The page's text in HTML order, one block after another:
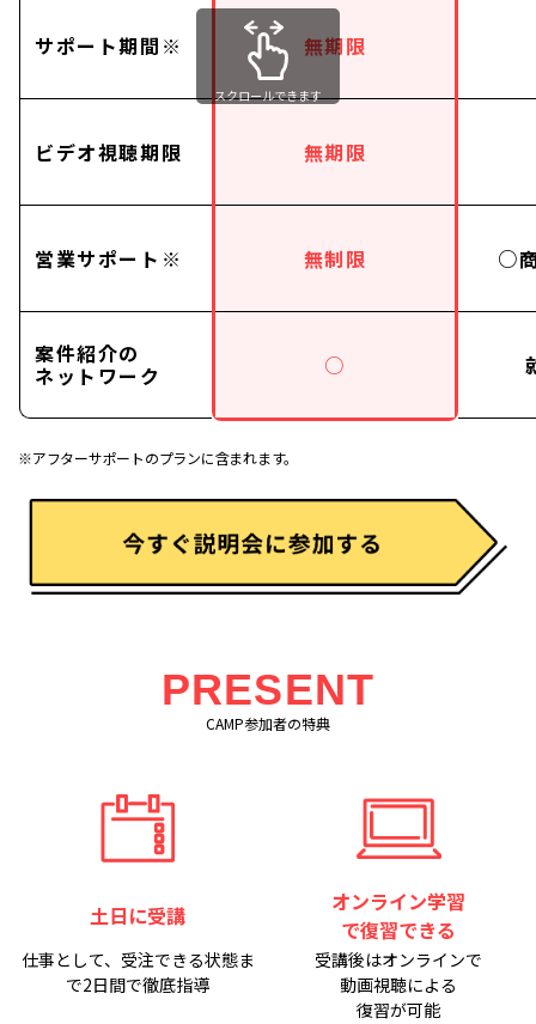
サポート期間※
ビデオ視聴期限
営業サポート※
案件紹介の
ネットワーク
無期限
無期限
無制限
○
○
スクロールできます
※アフターサポートのプランに含まれます。
PRESENT
CAMP参加者の特典
土日に受講
仕事として、受注できる状態ま
で2日間で徹底指導
オンライン学習
で復習できる
受講後はオンラインで
動画視聴による
復習が可能